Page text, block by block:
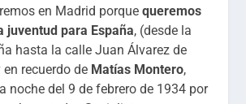
en Madrid porquequeremos
juventud para España, (desde la
hasta la calle Juan Álvarez de
recuerdo de Matías Montero,
noche del 9 de febrero de 1934 por